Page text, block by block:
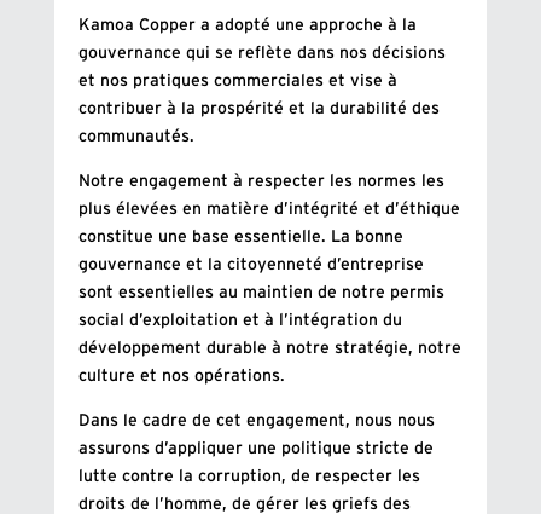
Kamoa Copper a adopté une approche à la
gouvernance qui se reflète dans nos décisions
et nos pratiques commerciales et vise à
contribuer à la prospérité et la durabilité des
communautés.
Notre engagement à respecter les normes les
plus élevées en matière d’intégrité et d’éthique
constitue une base essentielle. La bonne
gouvernance et la citoyenneté d’entreprise
sont essentielles au maintien de notre permis
social d’exploitation et à l’intégration du
développement durable à notre stratégie, notre
culture et nos opérations.
Dans le cadre de cet engagement, nous nous
assurons d’appliquer une politique stricte de
lutte contre la corruption, de respecter les
droits de l’homme, de gérer les griefs des